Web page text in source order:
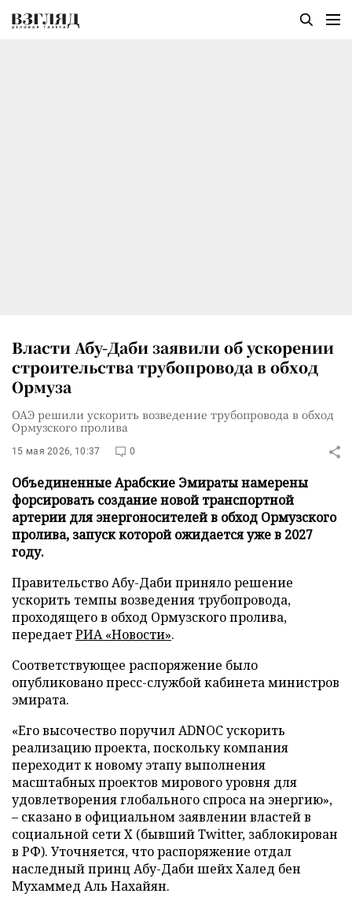
Власти Абу-Даби заявили об ускорении
строительства трубопровода в обход
Ормуза
ОАЭ решили ускорить возведение трубопровода в обход
Ормузского пролива
15 мая 2026, 10:37 0
Объединенные Арабские Эмираты намерены
форсировать создание новой транспортной
артерии для энергоносителей в обход Ормузского
пролива, запуск которой ожидается уже в 2027
году.
Правительство Абу-Даби приняло решение
ускорить темпы возведения трубопровода,
проходящего в обход Ормузского пролива,
передаетРИА «Новости».
Соответствующее распоряжение было
опубликовано пресс-службой кабинета министров
эмирата.
«Его высочество поручил ADNOC ускорить
реализацию проекта, поскольку компания
переходит к новому этапу выполнения
масштабных проектов мирового уровня для
удовлетворения глобального спроса на энергию»,
– сказано в официальном заявлении властей в
социальной сети X (бывший Twitter, заблокирован
в РФ). Уточняется, что распоряжение отдал
наследный принц Абу-Даби шейх Халед бен
Мухаммед Аль Нахайян.